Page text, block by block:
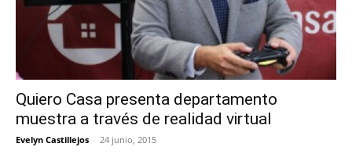
Quiero Casa presenta departamento
muestra a través de realidad virtual
Evelyn Castillejos - 24 junio, 2015